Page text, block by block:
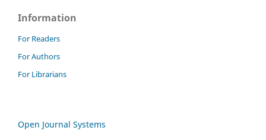
Information
For Readers
For Authors
For Librarians
Open Journal Systems